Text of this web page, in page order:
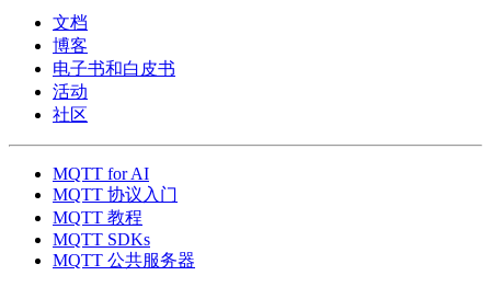
文档
博客
电子书和白皮书
活动
社区
MQTT for AI
MQTT 协议入门
MQTT 教程
MQTT SDKs
MQTT 公共服务器